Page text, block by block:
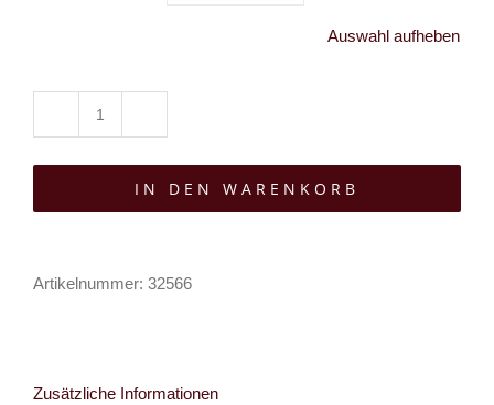
Auswahl aufheben
Rave
Jacke
Menge
IN DEN WARENKORB
Artikelnummer: 32566
Zusätzliche Informationen